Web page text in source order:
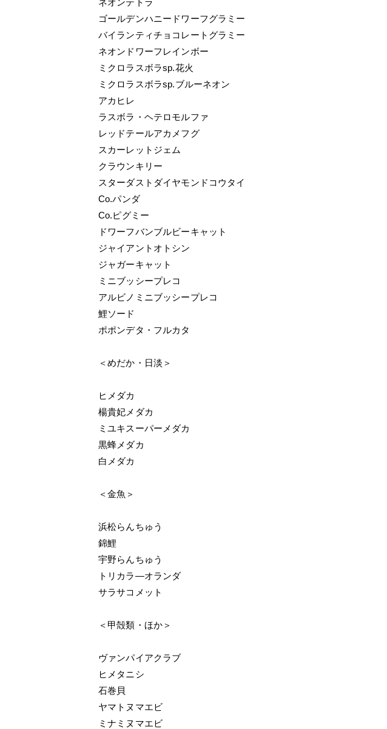
ネオンテトラ
ゴールデンハニードワーフグラミー
バイランティチョコレートグラミー
ネオンドワーフレインボー
ミクロラスボラsp.花火
ミクロラスボラsp.ブルーネオン
アカヒレ
ラスボラ・ヘテロモルファ
レッドテールアカメフグ
スカーレットジェム
クラウンキリー
スターダストダイヤモンドコウタイ
Co.パンダ
Co.ピグミー
ドワーフバンブルビーキャット
ジャイアントオトシン
ジャガーキャット
ミニブッシープレコ
アルビノミニブッシープレコ
鯉ソード
ポポンデタ・フルカタ
＜めだか・日淡＞
ヒメダカ
楊貴妃メダカ
ミユキスーパーメダカ
黒蜂メダカ
白メダカ
＜金魚＞
浜松らんちゅう
錦鯉
宇野らんちゅう
トリカラ―オランダ
サラサコメット
＜甲殻類・ほか＞
ヴァンパイアクラブ
ヒメタニシ
石巻貝
ヤマトヌマエビ
ミナミヌマエビ